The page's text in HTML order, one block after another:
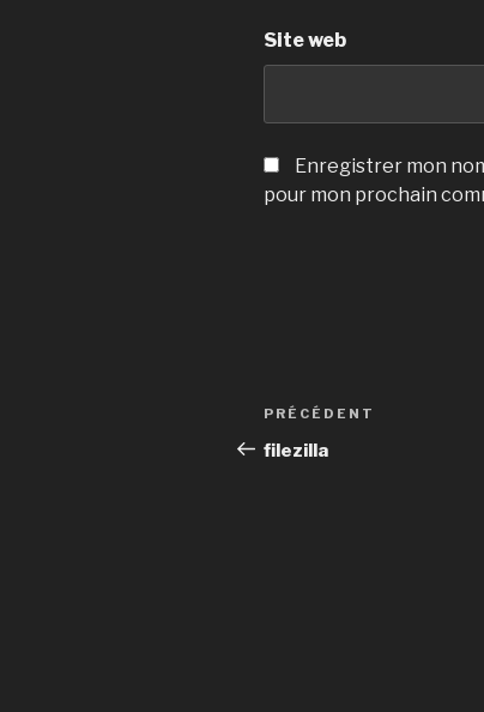
Site web
Enregistrer mon
pour mon prochain
Navigation
de
Article
précédent
PRÉCÉDENT
filezilla